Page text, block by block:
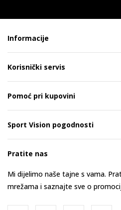
Informacije
Korisnički servis
Pomoć pri kupovini
Sport Vision pogodnosti
Pratite nas
Mi dijelimo naše tajne s vama.
mrežama i saznajte sve o